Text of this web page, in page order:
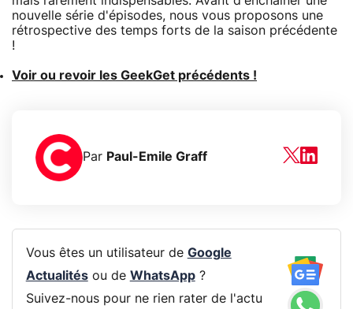
nouvelle série d'épisodes, nous vous proposons une
rétrospective des temps forts de la saison précédente
!
Voir ou revoir les GeekGet précédents !
Par Paul-Emile Graff
Vous êtes un utilisateur de Google
Actualitésou de WhatsApp?
Suivez-nous pour ne rien rater de l'actu